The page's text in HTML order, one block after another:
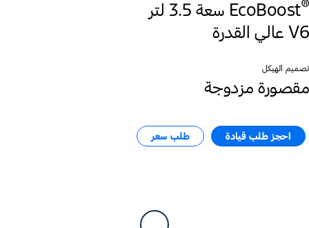
EcoBoost®
V6 عالي القدرة
تصميم الهيكل
مقصورة مزدوجة
احجز طلب قيادة طلب سعر